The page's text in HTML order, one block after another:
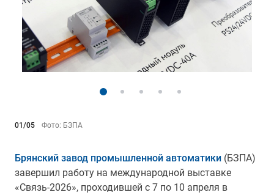
01/05 Фото: БЗПА
Брянский завод промышленной автоматики (БЗПА)
завершил работу на международной выставке
«Связь-2026», проходившей с 7 по 10 апреля в